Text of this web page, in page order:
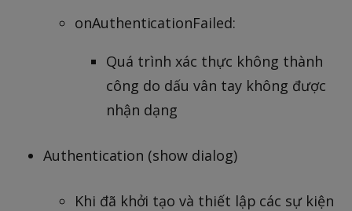
onAuthenticationFailed:
Quá trình xác thực không thành
công do dấu vân tay không được
nhận dạng
Authentication (show dialog)
Khi đã khởi tạo và thiết lập các sự kiện